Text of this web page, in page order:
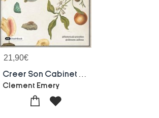
21,90€
Clement Emery